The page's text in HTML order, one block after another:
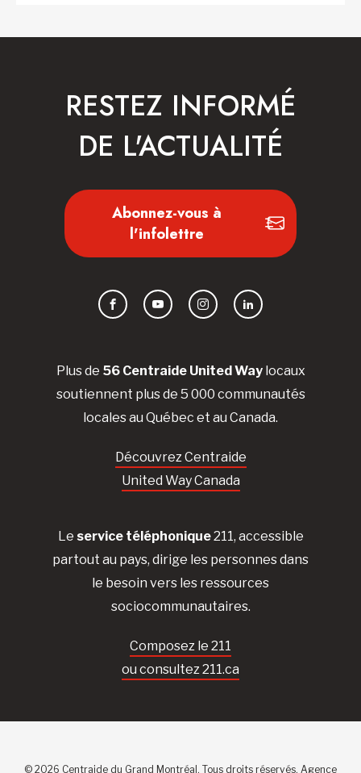
Plus de 56 Centraide United Waylocaux
soutiennent plus de 5 000 communautés
locales au Québec et au Canada.
Découvrez Centraide
United Way Canada
Le service téléphonique211, accessible
partout au pays, dirige les personnes dans
le besoin vers les ressources
sociocommunautaires.
Composez le 211
ou consultez 211.ca
RESTEZ INFORMÉ
DE L'ACTUALITÉ
Abonnez-vous à
l'infolettre
FacebookYouTubeInstagramLinkedIn
© 2026 Centraide du Grand Montréal. Tous droits réservés. Agence